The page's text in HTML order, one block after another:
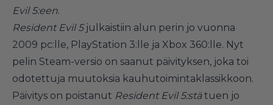
Evil 5:een.
Resident Evil 5 julkaistiin alun perin jo vuonna
2009 pc:lle, PlayStation 3:lle ja Xbox 360:lle. Nyt
pelin Steam-versio on saanut päivityksen, joka toi
odotettuja muutoksia kauhutoimintaklassikkoon.
Päivitys on poistanut Resident Evil 5:stätuen jo